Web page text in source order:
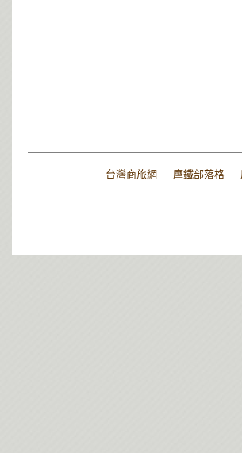
台灣商旅網 摩鐵部落格